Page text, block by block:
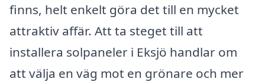
finns, helt enkelt göra det till en mycket
attraktiv affär. Att ta steget till att
installera solpaneler i Eksjö handlar om
att välja en väg mot en grönare och mer